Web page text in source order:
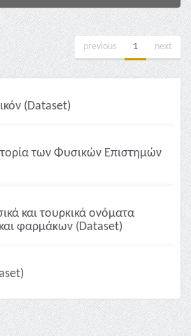
previous 1 next
(Dataset)
των Φυσικών Επιστημών
και τουρκικά ονόματα
φαρμάκων (Dataset)